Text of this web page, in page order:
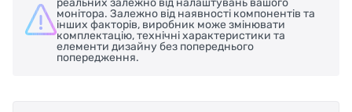
монітора. Залежно від наявності компонентів та
інших факторів, виробник може змінювати
комплектацію, технічні характеристики та
елементи дизайну без попереднього
попередження.